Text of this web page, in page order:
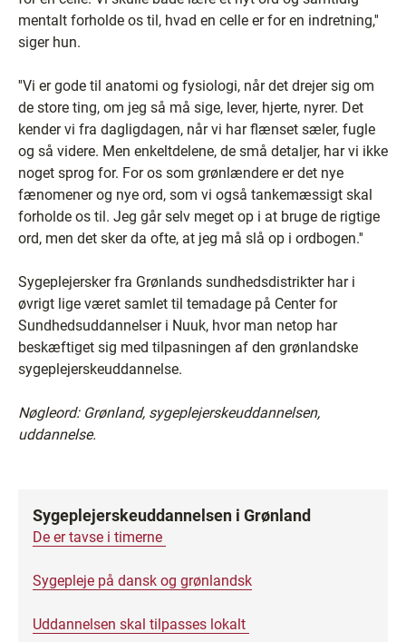
mentalt forholde os til, hvad en celle er for en indretning,''
siger hun.
''Vi er gode til anatomi og fysiologi, når det drejer sig om
de store ting, om jeg så må sige, lever, hjerte, nyrer. Det
kender vi fra dagligdagen, når vi har flænset sæler, fugle
og så videre. Men enkeltdelene, de små detaljer, har vi ikke
noget sprog for. For os som grønlændere er det nye
fænomener og nye ord, som vi også tankemæssigt skal
forholde os til. Jeg går selv meget op i at bruge de rigtige
ord, men det sker da ofte, at jeg må slå op i ordbogen.''
Sygeplejersker fra Grønlands sundhedsdistrikter har i
øvrigt lige været samlet til temadage på Center for
Sundhedsuddannelser i Nuuk, hvor man netop har
beskæftiget sig med tilpasningen af den grønlandske
sygeplejerskeuddannelse.
Nøgleord: Grønland, sygeplejerskeuddannelsen,
uddannelse.
Sygeplejerskeuddannelsen i Grønland
De er tavse i timerne
Sygepleje på dansk og grønlandsk
Uddannelsen skal tilpasses lokalt